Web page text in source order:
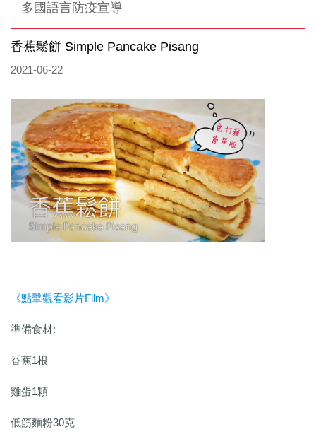
多國語言防疫宣導
香蕉鬆餅 Simple Pancake Pisang
2021-06-22
《點擊觀看影片Film》
準備食材:
香蕉1根
雞蛋1顆
低筋麵粉30克